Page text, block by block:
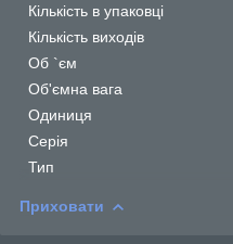
Кількість в упаковці
Кількість виходів
Об `єм
Об'ємна вага
Одиниця
Серія
Тип
Приховати